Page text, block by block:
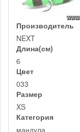
Производитель
NEXT
Длина(см)
6
Цвет
033
Размер
XS
Категория
мандула